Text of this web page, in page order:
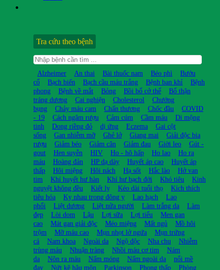
Tra cứu theo bệnh
Alzheimer An thai Bài thuốc nam Béo phì
Bướu
cổ
Bạch biến Bạch cầu máu trắng Bệnh ban khỉ
Bệnh
phong
Bệnh về mắt Bỏng Bồi bổ cở thể
Bổ thận
tráng dương
Cai nghiện Cholesterol
Chướng
bụng
Chảy máu cam Chấn thương Chốc đầu
COVID
- 19
Cách ngâm rượu Cảm cúm Cầm máu
Di mộng
tinh
Dong riềng đỏ dị ứng Eczema
Gai cột
sống
Gan nhiễm mỡ Ghẻ lở Giang mai
Giải độc bia
rượu
Giảm béo Giảm cân Giảm đau Giời leo
Gút -
gout
Hen suyễn HIV Ho - hô hấp Ho lao
Ho ra
máu
Hoàng đản HP dạ dày Huyết áp cao
Huyết áp
thấp
Hôi miệng Hôi nách Hạ sốt Hắc lào
Hở van
tim
Khí huyết hư hàn Khí hư bạch đới Khó tiêu
Kinh
nguyệt không đều
Kiết lỵ Kéo dài tuổi thọ
Kích thích
tiêu hóa
Kỵ nhau trong đông y Lao hạch
Lao
phổi
Liệt dương Liệt nửa người Làm trắng da
Làm
đẹp
Lòi dom Lậu Lợi sữa Lợi tiểu
Men gan
cao
Mát gan giải độc Méo miệng Mất ngủ
Mồ hôi
trộm
Mỡ máu cao Mụn nhọt lở ngứa
Mụn trứng
cá
Nam khoa Ngoài da Ngộ độc Nha chu
Nhiễm
trùng máu
Nhuận tràng Nhồi máu cơ tim
Nám
da
Nôn ra máu Nấm móng Nấm ngoài da
nổi mề
đay
Nứt kẽ hậu môn Parkinson Phong thấp
Phòng